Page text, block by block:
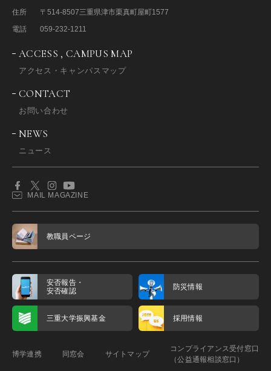
住所 〒514-8507三重県津市栗真町屋町1577
電話
059-232-1211
ACCESS , CAMPUS MAP
アクセス・キャンパスマップ
CONTACT
お問い合わせ
NEWS
ニュース
MAIL MAGAZINE
教職員ページ
安否報告・
安否確認
防災情報
三重大学振興基金 採用情報
博学連携 同窓会 サイトマップ
コンプライアンス受付窓口
（公益通報相談窓口）